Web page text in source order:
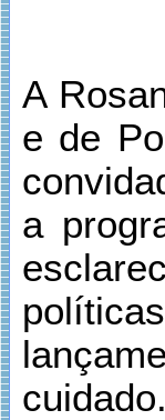
A
e de
a
cuidado.